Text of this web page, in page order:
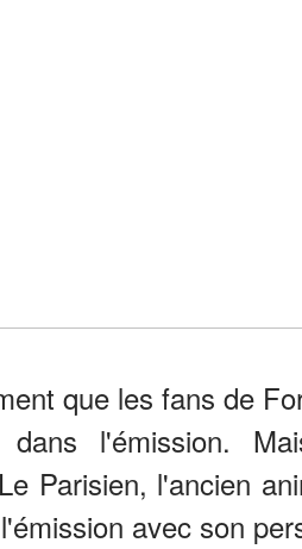
que les fans de
dans l'émission.
Parisien, l'ancien
avec son